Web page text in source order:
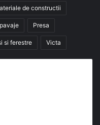
de constructii
Presa
si ferestre Victa